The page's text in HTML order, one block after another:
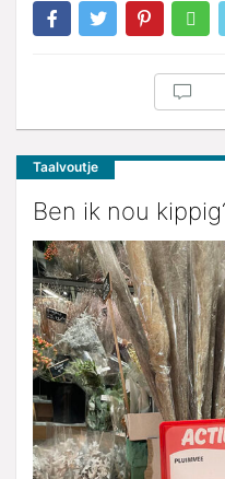
Taalvoutje
Ben ik nou